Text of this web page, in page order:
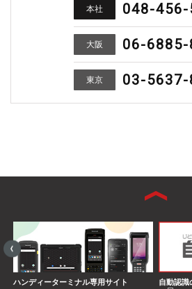
本社 048-456-
大阪 06-6885-
東京 03-5637-
ハンディーターミナル専用サイト 自動認識